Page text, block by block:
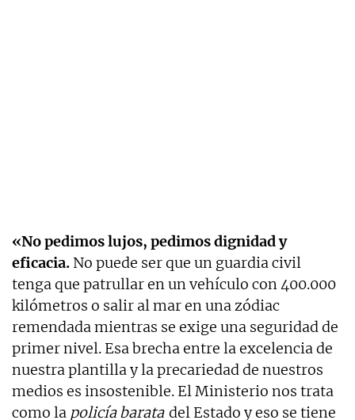
«No pedimos lujos, pedimos dignidad y
eficacia. No puede ser que un guardia civil
tenga que patrullar en un vehículo con 400.000
kilómetros o salir al mar en una zódiac
remendada mientras se exige una seguridad de
primer nivel. Esa brecha entre la excelencia de
nuestra plantilla y la precariedad de nuestros
medios es insostenible. El Ministerio nos trata
como la policía barata del Estado y eso se tiene